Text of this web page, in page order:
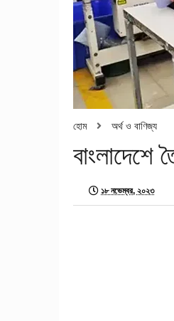
হোম অর্থ ও বাণিজ্য
বাংলাদেশে
১৮ নভেম্বর, ২০২৩